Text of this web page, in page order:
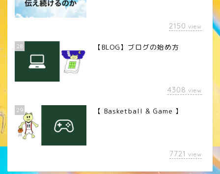
2150 view
28 【BLOG】ブログの始め方
4308 view
29 【 Basketball & Game 】
7721 view
カメラレンズ